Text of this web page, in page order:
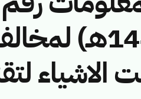
ق/1446هـ)
الاشياء